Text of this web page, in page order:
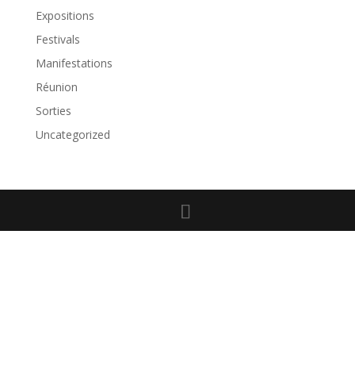
Expositions
Festivals
Manifestations
Réunion
Sorties
Uncategorized